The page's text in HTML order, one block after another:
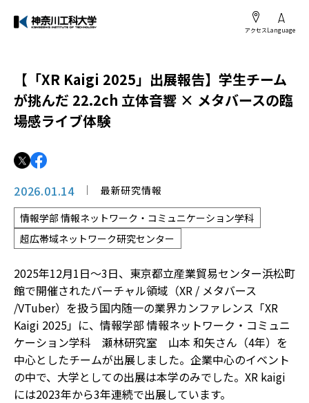
アクセスLanguage
【「XR Kaigi 2025」出展報告】学生チーム
が挑んだ 22.2ch 立体音響 × メタバースの臨
場感ライブ体験
2026.01.14
最新研究情報
情報学部 情報ネットワーク・コミュニケーション学科
超広帯域ネットワーク研究センター
2025年12月1日〜3日、東京都立産業貿易センター浜松町
館で開催されたバーチャル領域（XR / メタバース
/VTuber）を扱う国内随一の業界カンファレンス「XR
Kaigi 2025」に、情報学部 情報ネットワーク・コミュニ
ケーション学科 瀬林研究室 山本 和矢さん（4年）を
中心としたチームが出展しました。企業中心のイベント
の中で、大学としての出展は本学のみでした。XR kaigi
には2023年から3年連続で出展しています。